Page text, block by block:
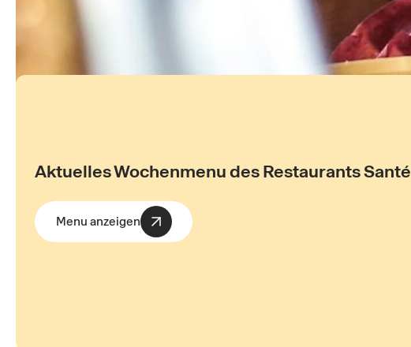
Aktuelles Wochenmenu des Restaurants Santé
Menu anzeigen